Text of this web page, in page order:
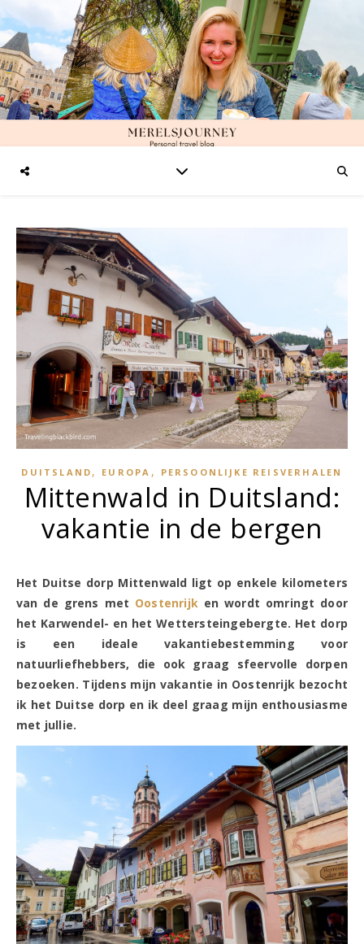
DUITSLAND , EUROPA , PERSOONLIJKE REISVERHALEN
Mittenwald in Duitsland:
vakantie in de bergen
Het Duitse dorp Mittenwald ligt op enkele kilometers
van de grens met Oostenrijk en wordt omringt door
het Karwendel- en het Wettersteingebergte. Het dorp
is een ideale vakantiebestemming voor
natuurliefhebbers, die ook graag sfeervolle dorpen
bezoeken. Tijdens mijn vakantie in Oostenrijk bezocht
ik het Duitse dorp en ik deel graag mijn enthousiasme
met jullie.